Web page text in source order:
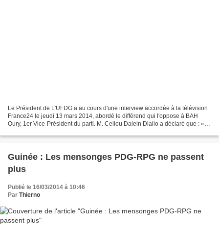
Le Président de L'UFDG a au cours d'une interview accordée à la télévision
France24 le jeudi 13 mars 2014, abordé le différend qui l'oppose à BAH
Oury, 1er Vice-Président du parti. M. Cellou Dalein Diallo a déclaré que : «
Guinée : Les mensonges PDG-RPG ne passent
plus
Publié le 16/03/2014 à 10:46
Par Thierno